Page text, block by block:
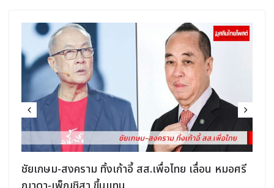
ชัยเกษม-สงคราม ทิ้งเก้าอี้ สส.เพื่อไทย เลื่อน หมอศรี